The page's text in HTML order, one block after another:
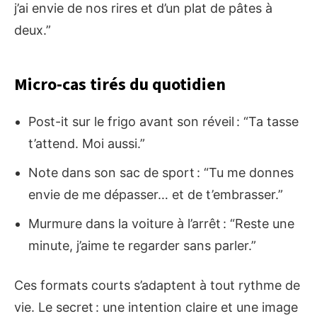
j’ai envie de nos rires et d’un plat de pâtes à
deux.”
Micro-cas tirés du quotidien
Post-it sur le frigo avant son réveil : “Ta tasse
t’attend. Moi aussi.”
Note dans son sac de sport : “Tu me donnes
envie de me dépasser… et de t’embrasser.”
Murmure dans la voiture à l’arrêt : “Reste une
minute, j’aime te regarder sans parler.”
Ces formats courts s’adaptent à tout rythme de
vie. Le secret : une intention claire et une image